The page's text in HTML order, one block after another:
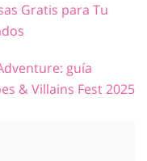
Gratis para Tu
guía
& Villains Fest 2025